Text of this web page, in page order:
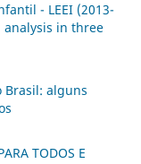
- LEEI (2013-
analysis in three
Brasil: alguns
TODOS E